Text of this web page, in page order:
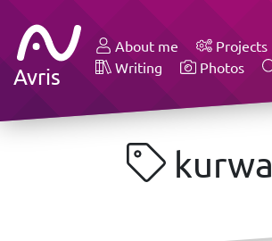
Avris
About me Projects
Writing
Photos
kurwa